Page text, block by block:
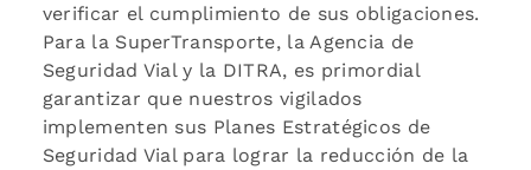
verificar el cumplimiento de sus obligaciones.
Para la SuperTransporte, la Agencia de
Seguridad Vial y la DITRA, es primordial
garantizar que nuestros vigilados
implementen sus Planes Estratégicos de
Seguridad Vial para lograr la reducción de la